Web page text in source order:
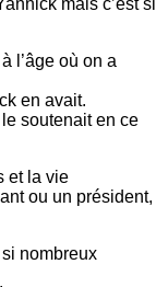
mais c’est si
l’âge où on a
en avait.
soutenait en ce
et la vie
ou un président,
nombreux